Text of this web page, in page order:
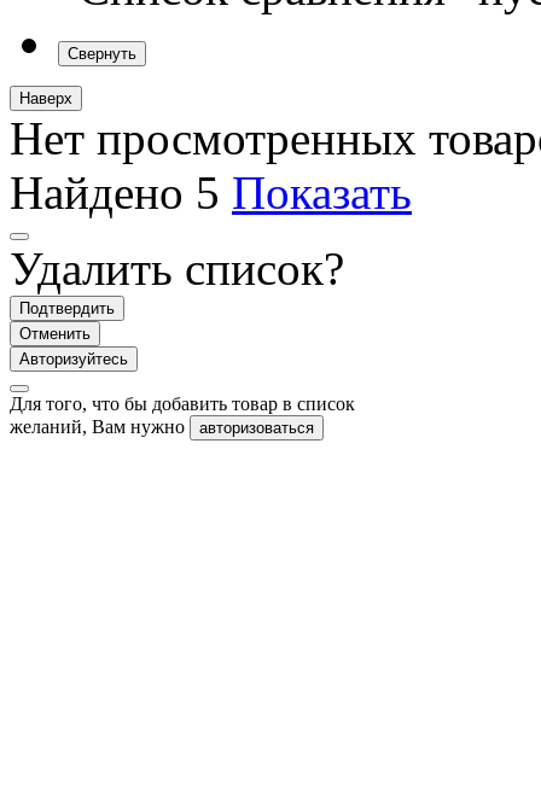
Свернуть
Наверх
Нет просмотренных
Найдено 5 Показать
Удалить список?
Подтвердить
Отменить
Авторизуйтесь
Для того, что бы добавить товар в список
желаний, Вам нужно
авторизоваться